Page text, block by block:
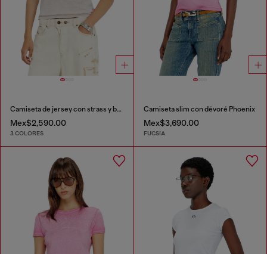
Camiseta de jersey con strass y burnout effect
Mex$2,590.00
3 COLORES
Camiseta slim con dévoré Phoenix
Mex$3,690.00
FUCSIA